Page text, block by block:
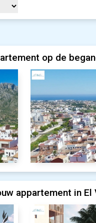
op de
appartement in